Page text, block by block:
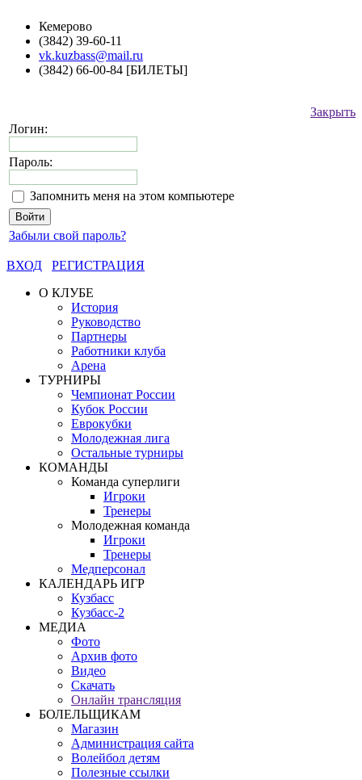
Кемерово
(3842) 39-60-11
vk.kuzbass@mail.ru
(3842) 66-00-84 [БИЛЕТЫ]
Закрыть
Логин:
Пароль:
Запомнить меня на этом компьютере
Забыли свой пароль?
ВХОД
РЕГИСТРАЦИЯ
О КЛУБЕ
История
Руководство
Партнеры
Работники клуба
Арена
ТУРНИРЫ
Чемпионат России
Кубок России
Еврокубки
Молодежная лига
Остальные турниры
КОМАНДЫ
Команда суперлиги
Игроки
Тренеры
Молодежная команда
Игроки
Тренеры
Медперсонал
КАЛЕНДАРЬ ИГР
Кузбасс
Кузбасс-2
МЕДИА
Фото
Архив фото
Видео
Скачать
Онлайн трансляция
БОЛЕЛЬЩИКАМ
Магазин
Администрация сайта
Волейбол детям
Полезные ссылки